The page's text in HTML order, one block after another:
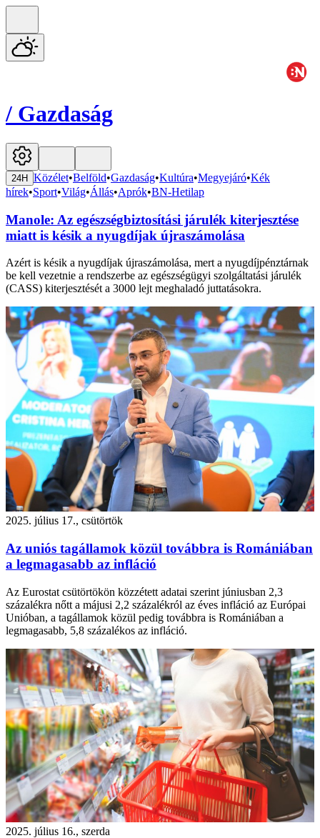
/ Gazdaság
24H Közélet•Belföld•Gazdaság•Kultúra•Megyejáró•Kék
hírek•Sport•Világ•Állás•Aprók•BN-Hetilap
Manole: Az egészségbiztosítási járulék kiterjesztése
miatt is késik a nyugdíjak újraszámolása
Azért is késik a nyugdíjak újraszámolása, mert a nyugdíjpénztárnak
be kell vezetnie a rendszerbe az egészségügyi szolgáltatási járulék
(CASS) kiterjesztését a 3000 lejt meghaladó juttatásokra.
2025. július 17., csütörtök
Az uniós tagállamok közül továbbra is Romániában
a legmagasabb az infláció
Az Eurostat csütörtökön közzétett adatai szerint júniusban 2,3
százalékra nőtt a májusi 2,2 százalékról az éves infláció az Európai
Unióban, a tagállamok közül pedig továbbra is Romániában a
legmagasabb, 5,8 százalékos az infláció.
2025. július 16., szerda